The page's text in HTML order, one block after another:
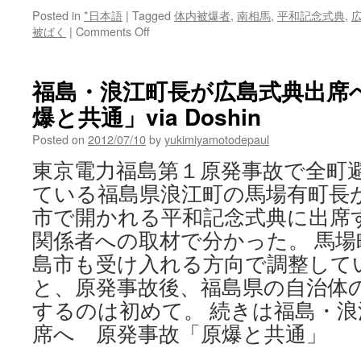
Posted in *日本語 | Tagged 体内被爆者, 南相馬, 平和記念式典,
被ばく | Comments Offon
能
被
害
二
度
と
原
発
避
難
者
と
被
爆
者
署
名
福島・浪江町長が広島式典出
爆と共通」via Doshin
Posted on 2012/07/10byyukimiyamotodepaul
東京電力福島第１原発事故で全町
ている福島県浪江町の馬場有町長
市で開かれる平和記念式典に出席
関係者への取材で分かった。 馬
島市も受け入れる方向で調整し
と、原発事故後、福島県の自治体
するのは初めて。 続きは福島・
席へ 原発事故「原爆と共通」